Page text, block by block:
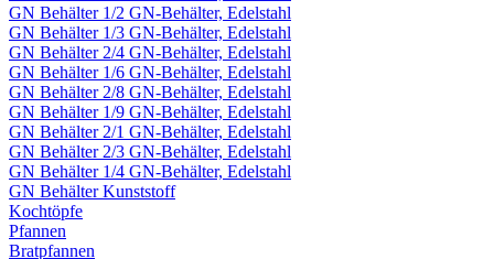
GN Behälter 1/2 GN-Behälter, Edelstahl
GN Behälter 1/3 GN-Behälter, Edelstahl
GN Behälter 2/4 GN-Behälter, Edelstahl
GN Behälter 1/6 GN-Behälter, Edelstahl
GN Behälter 2/8 GN-Behälter, Edelstahl
GN Behälter 1/9 GN-Behälter, Edelstahl
GN Behälter 2/1 GN-Behälter, Edelstahl
GN Behälter 2/3 GN-Behälter, Edelstahl
GN Behälter 1/4 GN-Behälter, Edelstahl
GN Behälter Kunststoff
Kochtöpfe
Pfannen
Bratpfannen